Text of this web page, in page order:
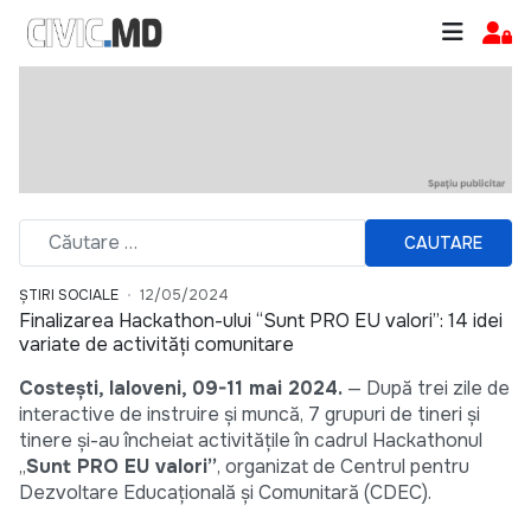
CAUTARE
ȘTIRI SOCIALE 12/05/2024
Finalizarea Hackathon-ului “Sunt PRO EU valori”: 14 idei
variate de activități comunitare
Costești, Ialoveni, 09-11 mai 2024. — După trei zile de
interactive de instruire și muncă, 7 grupuri de tineri și
tinere și-au încheiat activitățile în cadrul Hackathonul
„Sunt PRO EU valori”, organizat de Centrul pentru
Dezvoltare Educațională și Comunitară (CDEC).